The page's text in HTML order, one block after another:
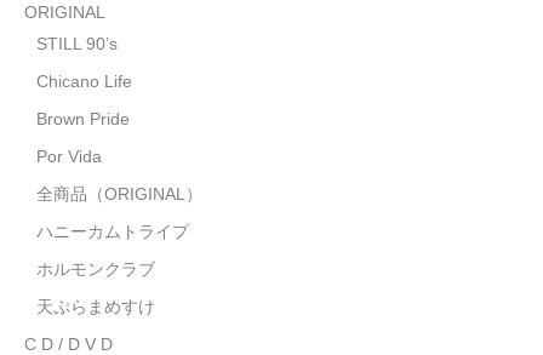
全商品（CD/DVD）
DJ SANTANA
Japanese Rap
MotiveRecords
グ ッ ズ
ORIGINAL
STILL 90’s
Chicano Life
Brown Pride
Por Vida
全商品（ORIGINAL）
ハニーカムトライプ
ホルモンクラブ
天ぷらまめすけ
C D / D V D